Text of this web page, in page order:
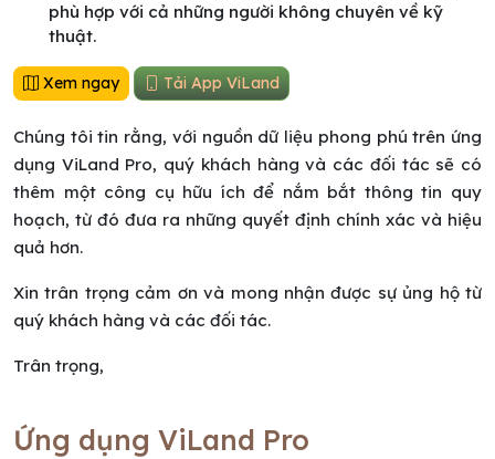
phù hợp với cả những người không chuyên về kỹ
thuật.
Xem ngay Tải App ViLand
Chúng tôi tin rằng, với nguồn dữ liệu phong phú trên ứng
dụng ViLand Pro, quý khách hàng và các đối tác sẽ có
thêm một công cụ hữu ích để nắm bắt thông tin quy
hoạch, từ đó đưa ra những quyết định chính xác và hiệu
quả hơn.
Xin trân trọng cảm ơn và mong nhận được sự ủng hộ từ
quý khách hàng và các đối tác.
Trân trọng,
Ứng dụng ViLand Pro